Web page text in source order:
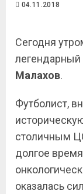
04.11.2018
Сегодня
легендарный
Малахов.
Футболист,
столичным
долгое
оказалась